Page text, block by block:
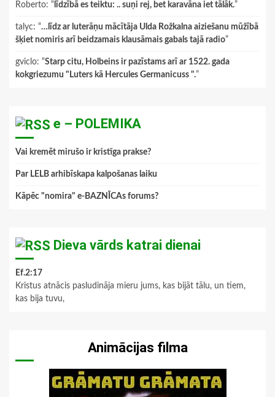
Roberto: “ līdzībā es teiktu: .. suņi rej, bet karavāna iet tālāk.”
talyc: “…līdz ar luterāņu mācītāja Ulda Rožkalna aiziešanu mūžībā
šķiet nomiris arī beidzamais klausāmais gabals tajā radio”
gviclo: “Starp citu, Holbeins ir pazīstams arī ar 1522. gada
kokgriezumu "Luters kā Hercules Germanicuss ".”
e – POLEMIKA
Vai kremēt mirušo ir kristīga prakse?
Par LELB arhibīskapa kalpošanas laiku
Kāpēc "nomira" e-BAZNĪCAs forums?
Dieva vārds katrai dienai
Ef.2:17
Kristus atnācis pasludināja mieru jums, kas bijāt tālu, un tiem,
kas bija tuvu,
Animācijas filma